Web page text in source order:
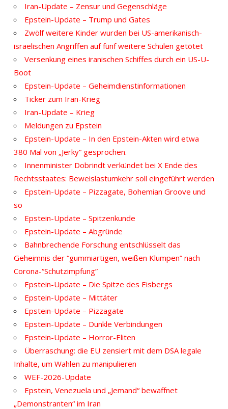
Iran-Update – Zensur und Gegenschläge
Epstein-Update – Trump und Gates
Zwölf weitere Kinder wurden bei US-amerikanisch-
israelischen Angriffen auf fünf weitere Schulen getötet
Versenkung eines iranischen Schiffes durch ein US-U-
Boot
Epstein-Update – Geheimdienstinformationen
Ticker zum Iran-Krieg
Iran-Update – Krieg
Meldungen zu Epstein
Epstein-Update – In den Epstein-Akten wird etwa
380 Mal von „Jerky“ gesprochen.
Innenminister Dobrindt verkündet bei X Ende des
Rechtsstaates: Beweislastumkehr soll eingeführt werden
Epstein-Update – Pizzagate, Bohemian Groove und
so
Epstein-Update – Spitzenkunde
Epstein-Update – Abgründe
Bahnbrechende Forschung entschlüsselt das
Geheimnis der “gummiartigen, weißen Klumpen” nach
Corona-“Schutzimpfung”
Epstein-Update – Die Spitze des Eisbergs
Epstein-Update – Mittäter
Epstein-Update – Pizzagate
Epstein-Update – Dunkle Verbindungen
Epstein-Update – Horror-Eliten
Überraschung: die EU zensiert mit dem DSA legale
Inhalte, um Wahlen zu manipulieren
WEF-2026-Update
Epstein, Venezuela und „Jemand“ bewaffnet
„Demonstranten“ im Iran